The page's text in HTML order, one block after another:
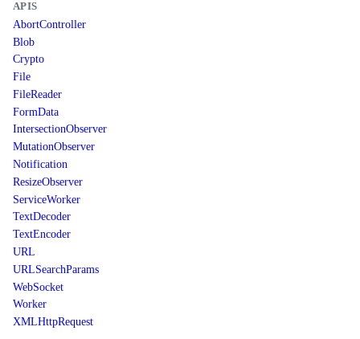
APIS
AbortController
Blob
Crypto
File
FileReader
FormData
IntersectionObserver
MutationObserver
Notification
ResizeObserver
ServiceWorker
TextDecoder
TextEncoder
URL
URLSearchParams
WebSocket
Worker
XMLHttpRequest